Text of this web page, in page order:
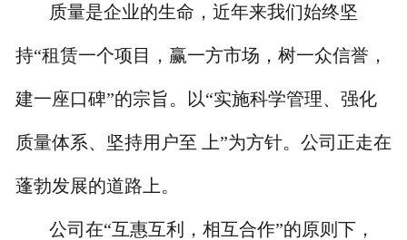
质量是企业的生命，近年来我们始终坚
持“租赁一个项目，赢一方市场，树一众信誉，
建一座口碑”的宗旨。以“实施科学管理、强化
质量体系、坚持用户至 上”为方针。公司正走在
蓬勃发展的道路上。
公司在“互惠互利，相互合作”的原则下，